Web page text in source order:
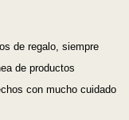
de regalo, siempre
de productos
con mucho cuidado